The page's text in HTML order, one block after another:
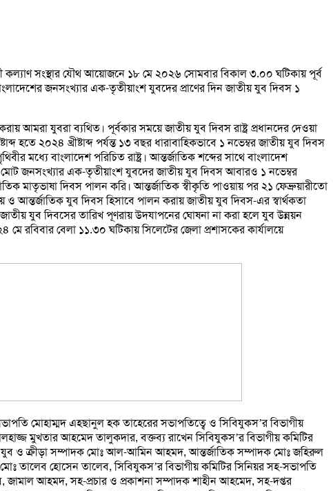
কল্যাণ সংস্থার যৌথ আয়োজনে ১৮ মে ২০২৬ সোমবার বিকাল ৩.০০ ঘটিকায় পূর্ব
জনসংখ্যার এক-তৃতীয়াংশ যুবদের প্রাণের দিন জাতীয় যুব দিবস ১
আমরা যুবরা ব্যথিত। পূর্বকার সময়ে জাতীয় যুব দিবস রাষ্ট্র প্রধানদের দেওয়া
হতে ২০২৪ খ্রীষ্টাব্দ পর্যন্ত ১৩ বছর ধারাবাহিকভাবে ১ নভেম্বর জাতীয় যুব দিবস
মধ্যে বাংলাদেশ পরিচিত রাষ্ট্র। আন্তর্জাতিক শব্দের সাথে বাংলাদেশ
মোট জনসংখ্যার এক-তৃতীয়াংশ যুবদের জাতীয় যুব দিবস আবারও ১ নভেম্বর
মাতৃভাষা দিবস পালন করি। আন্তর্জাতিক স্বীকৃতি পাওয়ায় পর ২১ ফেব্রুয়ারীতো
আন্তর্জাতিক যুব দিবস হিসাবে পালন করায় জাতীয় যুব দিবস-এর স্বার্থকতা
যুব দিবসের তারিখ পূণরায় উদযাপনের ঘোষনা না করা হলে যুব উন্নয়ন
রবিবার বেলা ১১.৩০ ঘটিকায় সিলেটের জেলা প্রশাসকের কার্যালয়ে
মোহাম্মদ এহছানুল হক তাহেরের সভাপতিত্বে ও সিবিযুকস’র বিভাগীয়
মুখতার আহমেদ তালুকদার, বক্তব্য রাখেন সিবিযুকস’র বিভাগীয় কমিটির
যুব ও ক্রীড়া সম্পাদক মোঃ আল-আমিন আহমদ, আন্তর্জাতিক সম্পাদক মোঃ জহিরুল
তালেব হোসেন তালেব, সিবিযুকস’র বিভাগীয় কমিটির সিনিয়র সহ-সভাপতি
জামাল আহমদ, সহ-প্রচার ও প্রকাশনা সম্পাদক শাহীন আহমেদ, সহ-দপ্তর